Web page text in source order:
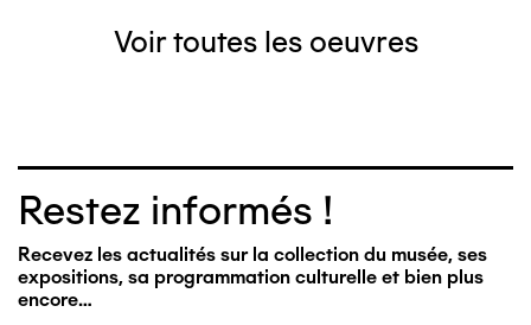
Voir toutes les oeuvres
Restez informés !
Recevez les actualités sur la collection du musée, ses
expositions, sa programmation culturelle et bien plus
encore…